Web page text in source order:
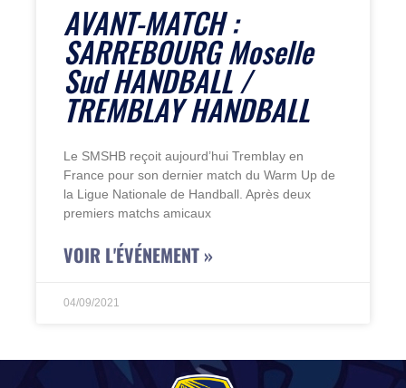
AVANT-MATCH :
SARREBOURG Moselle
Sud HANDBALL /
TREMBLAY HANDBALL
Le SMSHB reçoit aujourd’hui Tremblay en
France pour son dernier match du Warm Up de
la Ligue Nationale de Handball. Après deux
premiers matchs amicaux
VOIR L'ÉVÉNEMENT »
04/09/2021